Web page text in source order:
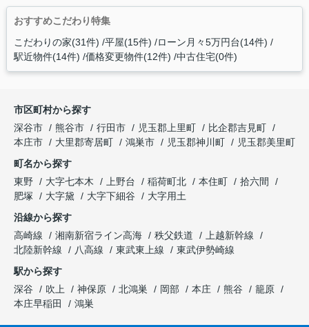
おすすめこだわり特集
こだわりの家(31件) 平屋(15件) ローン月々5万円台(14件)
駅近物件(14件) 価格変更物件(12件) 中古住宅(0件)
市区町村から探す
深谷市
熊谷市 行田市 児玉郡上里町
比企郡吉見町
本庄市
大里郡寄居町 鴻巣市 児玉郡神川町
児玉郡美里町
町名から探す
東野
大字七本木 上野台 稲荷町北 本住町
拾六間
肥塚
大字黛 大字下細谷
大字用土
沿線から探す
高崎線
湘南新宿ライン高海 秩父鉄道
上越新幹線
北陸新幹線
八高線 東武東上線
東武伊勢崎線
駅から探す
深谷
吹上 神保原 北鴻巣 岡部 本庄 熊谷
籠原
本庄早稲田
鴻巣